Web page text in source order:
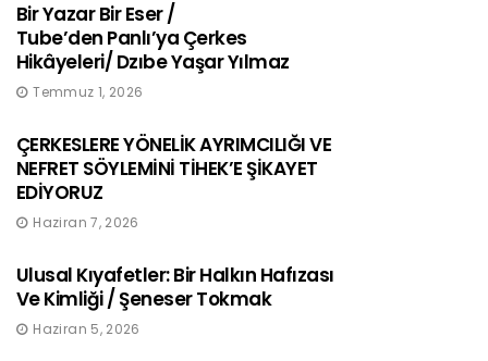
Bir Yazar Bir Eser /
Tube’den Panlı’ya Çerkes
Hikâyeleri/ Dzıbe Yaşar Yılmaz
Temmuz 1, 2026
ÇERKESLERE YÖNELİK AYRIMCILIĞI VE
NEFRET SÖYLEMİNİ TİHEK’E ŞİKAYET
EDİYORUZ
Haziran 7, 2026
Ulusal Kıyafetler: Bir Halkın Hafızası
Ve Kimliği / Şeneser Tokmak
Haziran 5, 2026